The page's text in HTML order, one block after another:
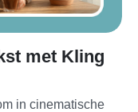
met Kling
in cinematische